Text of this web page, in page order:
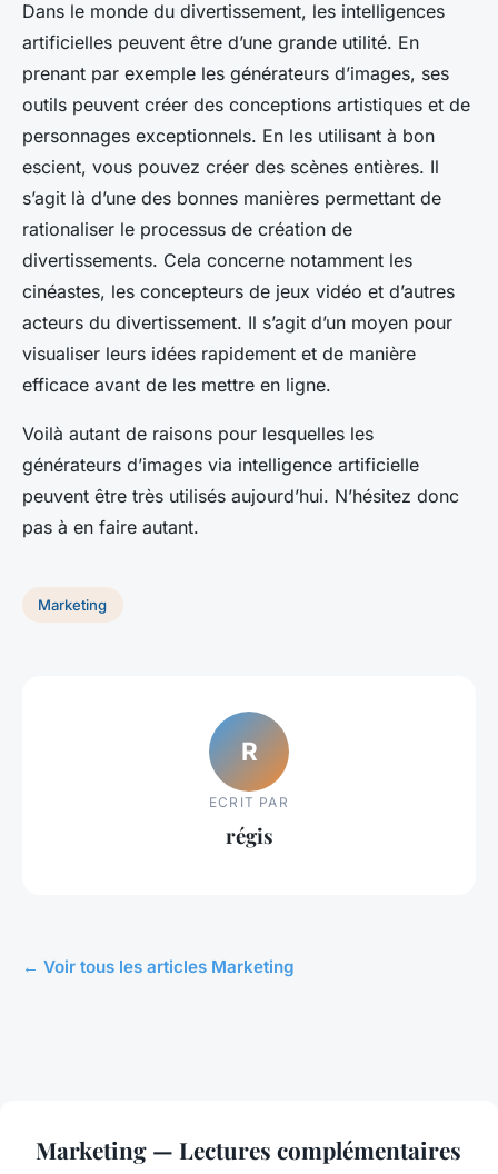
Dans le monde du divertissement, les intelligences
artificielles peuvent être d’une grande utilité. En
prenant par exemple les générateurs d’images, ses
outils peuvent créer des conceptions artistiques et de
personnages exceptionnels. En les utilisant à bon
escient, vous pouvez créer des scènes entières. Il
s’agit là d’une des bonnes manières permettant de
rationaliser le processus de création de
divertissements. Cela concerne notamment les
cinéastes, les concepteurs de jeux vidéo et d’autres
acteurs du divertissement. Il s’agit d’un moyen pour
visualiser leurs idées rapidement et de manière
efficace avant de les mettre en ligne.
Voilà autant de raisons pour lesquelles les
générateurs d’images via intelligence artificielle
peuvent être très utilisés aujourd’hui. N’hésitez donc
pas à en faire autant.
Marketing
R
ECRIT PAR
régis
← Voir tous les articles Marketing
Marketing — Lectures complémentaires